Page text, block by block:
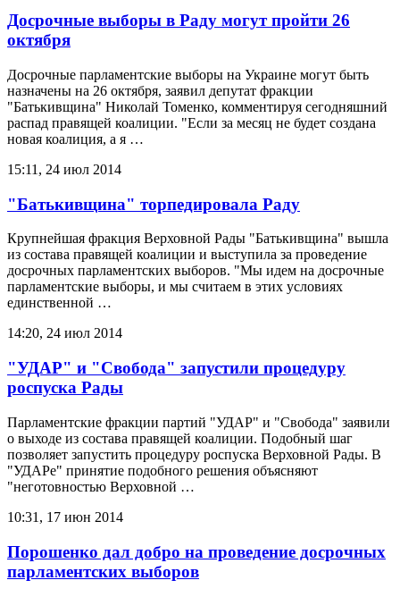
Досрочные выборы в Раду могут пройти 26
октября
Досрочные парламентские выборы на Украине могут быть
назначены на 26 октября, заявил депутат фракции
"Батькивщина" Николай Томенко, комментируя сегодняшний
распад правящей коалиции. "Если за месяц не будет создана
новая коалиция, а я …
15:11, 24 июл 2014
"Батькивщина" торпедировала Раду
Крупнейшая фракция Верховной Рады "Батькивщина" вышла
из состава правящей коалиции и выступила за проведение
досрочных парламентских выборов. "Мы идем на досрочные
парламентские выборы, и мы считаем в этих условиях
единственной …
14:20, 24 июл 2014
"УДАР" и "Свобода" запустили процедуру
роспуска Рады
Парламентские фракции партий "УДАР" и "Свобода" заявили
о выходе из состава правящей коалиции. Подобный шаг
позволяет запустить процедуру роспуска Верховной Рады. В
"УДАРе" принятие подобного решения объясняют
"неготовностью Верховной …
10:31, 17 июн 2014
Порошенко дал добро на проведение досрочных
парламентских выборов